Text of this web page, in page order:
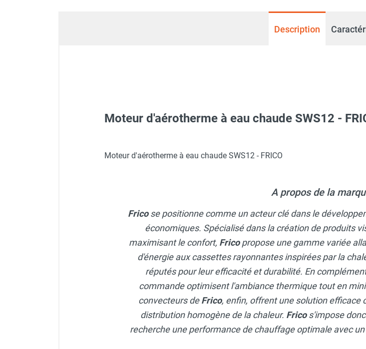
Déshumidificateur d'air
Déshumidificateur mobile
Déshumidificateur de maison et de
Sèche-main et sèche-cheveux
Chauffage d'atelier fixe au fioul et
Chauffage au fioul avec réservoir
Description
Moteur d'aérotherme à eau chaude SWS12 -
Moteur d'aérotherme à eau chaude SWS12 - FRICO
A propos de la
Fricose positionne comme un acteur clé dans le
économiques. Spécialisé dans la création de produits
maximisant le confort, Fricopropose une gamme variée
d'énergie aux cassettes rayonnantes inspirées par la
réputés pour leur efficacité et durabilité. En
commande optimisent l'ambiance thermique tout en
convecteurs deFrico, enfin, offrent une solution efficace
distribution homogène de la chaleur. Fricos'impose
recherche une performance de chauffage optimale avec